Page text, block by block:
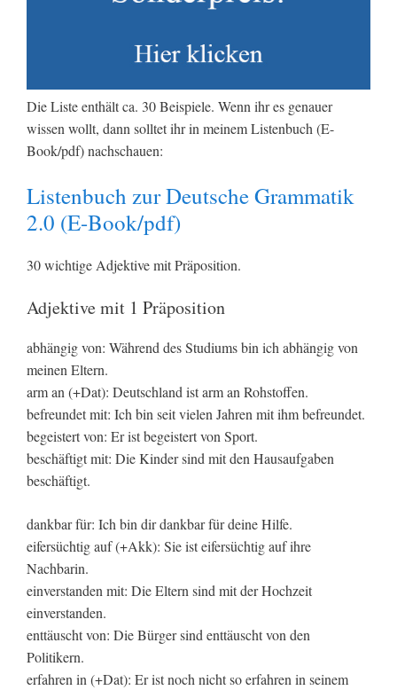
Die Liste enthält ca. 30 Beispiele. Wenn ihr es genauer
wissen wollt, dann solltet ihr in meinem Listenbuch (E-
Book/pdf) nachschauen:
Listenbuch zur Deutsche Grammatik
2.0 (E-Book/pdf)
30 wichtige Adjektive mit Präposition.
Adjektive mit 1 Präposition
abhängig von: Während des Studiums bin ich abhängig von
meinen Eltern.
arm an (+Dat): Deutschland ist arm an Rohstoffen.
befreundet mit: Ich bin seit vielen Jahren mit ihm befreundet.
begeistert von: Er ist begeistert von Sport.
beschäftigt mit: Die Kinder sind mit den Hausaufgaben
beschäftigt.
dankbar für: Ich bin dir dankbar für deine Hilfe.
eifersüchtig auf (+Akk): Sie ist eifersüchtig auf ihre
Nachbarin.
einverstanden mit: Die Eltern sind mit der Hochzeit
einverstanden.
enttäuscht von: Die Bürger sind enttäuscht von den
Politikern.
erfahren in (+Dat): Er ist noch nicht so erfahren in seinem